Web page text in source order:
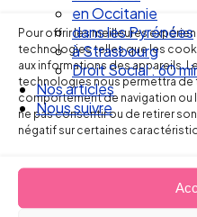
Pour offrir les meilleures
technologies telles que les
aux informations des appareils.
technologies nous permettra de
comportement de navigation ou
ne pas consentir ou de retirer
négatif sur certaines
en Occitanie
dans les Pyrénées
à Strasbourg
Droit Social : 60
Nos articles
Nous suivre
Ellipse
Réseau
de